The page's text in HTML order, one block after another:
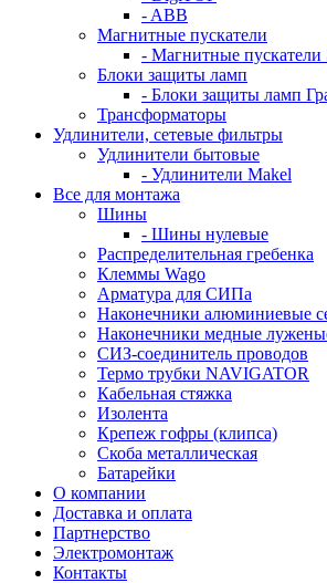
- ABB
Магнитные пускатели
- Магнитные
Блоки защиты ламп
- Блоки защиты ламп
Трансформаторы
Удлинители, сетевые фильтры
Удлинители бытовые
- Удлинители Makel
Все для монтажа
Шины
- Шины нулевые
Распределительная гребенка
Клеммы Wago
Арматура для СИПа
Наконечники алюминиевые
Наконечники медные
СИЗ-соединитель проводов
Термо трубки NAVIGATOR
Кабельная стяжка
Изолента
Крепеж гофры (клипса)
Скоба металлическая
Батарейки
О компании
Доставка и оплата
Партнерство
Электромонтаж
Контакты